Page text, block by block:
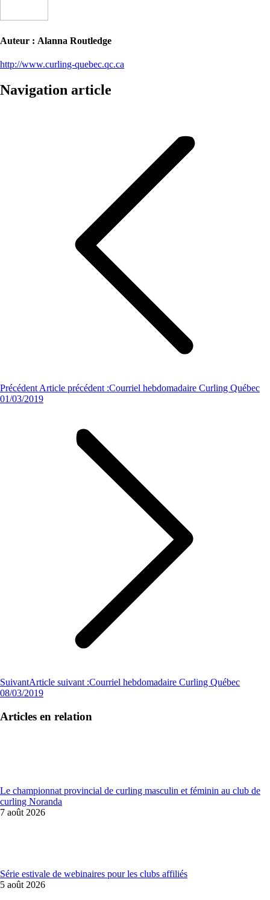
Auteur : Alanna Routledge
http://www.curling-quebec.qc.ca
Navigation article
Précédent Article précédent :Courriel hebdomadaire Curling Québec
01/03/2019
SuivantArticle suivant :Courriel hebdomadaire Curling Québec
08/03/2019
Articles en relation
Le championnat provincial de curling masculin et féminin au club de
curling Noranda
7 août 2026
Série estivale de webinaires pour les clubs affiliés
5 août 2026